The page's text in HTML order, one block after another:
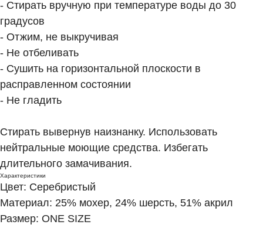
- Стирать вручную при температуре воды до 30
градусов
- Отжим, не выкручивая
- Не отбеливать
- Сушить на горизонтальной плоскости в
расправленном состоянии
- Не гладить
Стирать вывернув наизнанку. Использовать
нейтральные моющие средства. Избегать
длительного замачивания.
Характеристики
Цвет: Серебристый
Материал: 25% мохер, 24% шерсть, 51% акрил
Размер: ONE SIZE